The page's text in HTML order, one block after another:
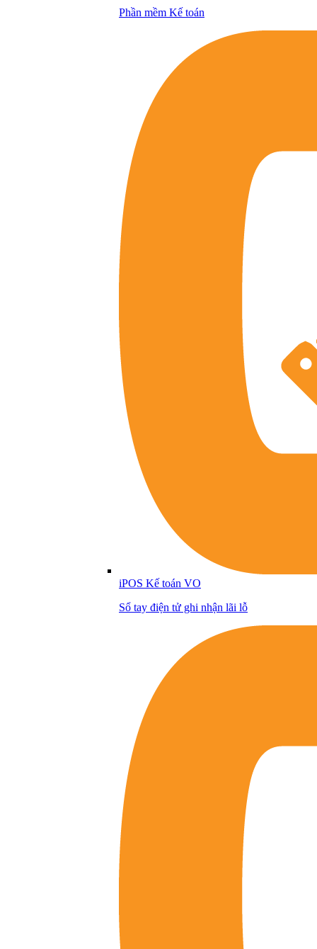
Phần mềm Kế toán
iPOS Kế toán VO
Sổ tay điện tử ghi nhận lãi lỗ